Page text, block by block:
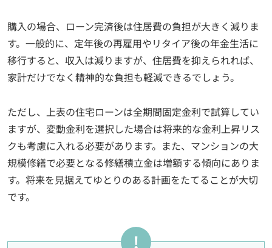
購入の場合、ローン完済後は住居費の負担が大きく減りま
す。一般的に、定年後の再雇用やリタイア後の年金生活に
移行すると、収入は減りますが、住居費を抑えられれば、
家計だけでなく精神的な負担も軽減できるでしょう。
ただし、上表の住宅ローンは全期間固定金利で試算してい
ますが、変動金利を選択した場合は将来的な金利上昇リス
クも考慮に入れる必要があります。また、マンションの大
規模修繕で必要となる修繕積立金は増額する傾向にありま
す。将来を見据えてゆとりのある計画をたてることが大切
です。